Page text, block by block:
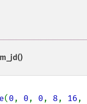
(0, 0, 0, 8, 16,